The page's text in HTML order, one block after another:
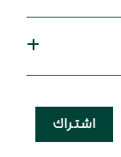
اشتراك